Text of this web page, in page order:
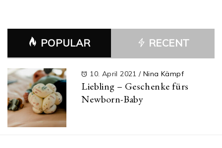
POPULAR RECENT
10. April 2021/ Nina Kämpf
Liebling – Geschenke fürs
Newborn-Baby